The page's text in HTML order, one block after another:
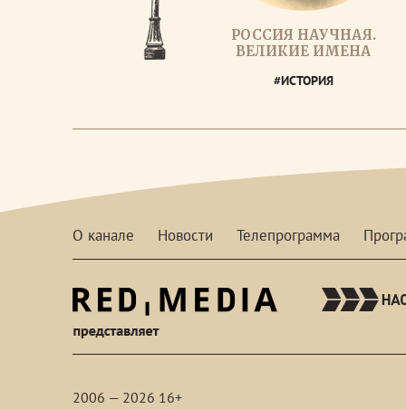
РОССИЯ НАУЧНАЯ.
ВЕЛИКИЕ ИМЕНА
#ИСТОРИЯ
О канале Новости Телепрограмма
2006 — 2026 16+